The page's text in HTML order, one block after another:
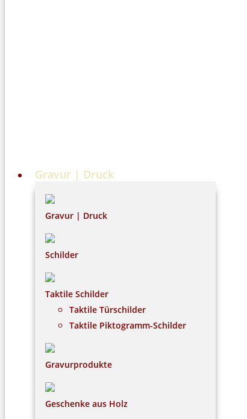
Gravur | Druck
Gravur | Druck
Schilder
Taktile Schilder
Taktile Türschilder
Taktile Piktogramm-Schilder
Gravurprodukte
Geschenke aus Holz